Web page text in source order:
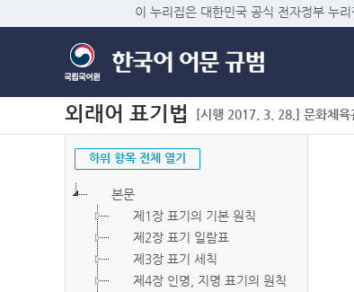
이 누리집은 대한민국 공식 전자정부 누리
외래어 표기법 [시행 2017. 3. 28.] 문화체
하위 항목 전체 열기
본문
제1장 표기의 기본 원칙
제2장 표기 일람표
제3장 표기 세칙
제4장 인명, 지명 표기의 원칙